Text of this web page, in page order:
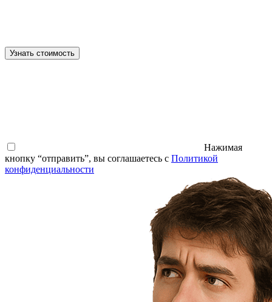
Узнать стоимость
Нажимая
кнопку “отправить”, вы соглашаетесь с Политикой
конфиденциальности